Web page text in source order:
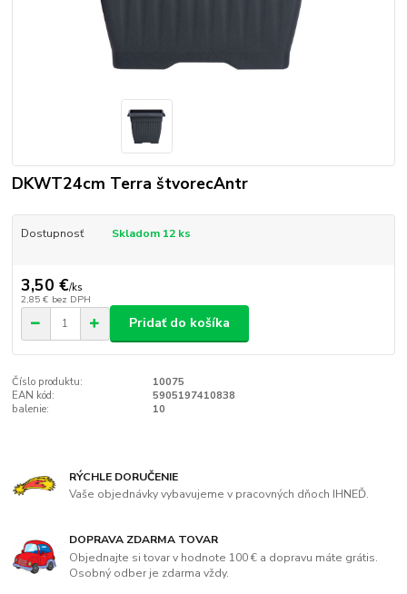
DKWT24cm Terra štvorecAntr
Dostupnosť Skladom 12 ks
3,50 €/ks
2,85 € bez DPH
Pridať do košíka
Číslo produktu:
10075
EAN kód:
5905197410838
balenie:
10
RÝCHLE DORUČENIE
Vaše objednávky vybavujeme v pracovných dňoch IHNEĎ.
DOPRAVA ZDARMA TOVAR
Objednajte si tovar v hodnote 100 € a dopravu máte grátis.
Osobný odber je zdarma vždy.